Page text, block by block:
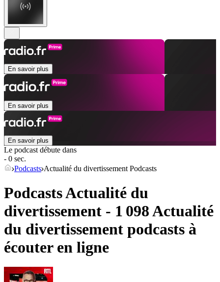
En savoir plus
En savoir plus
En savoir plus
Le podcast débute dans
- 0 sec.
Podcasts Actualité du divertissement Podcasts
Podcasts Actualité du
divertissement - 1 098 Actualité
du divertissement podcasts à
écouter en ligne